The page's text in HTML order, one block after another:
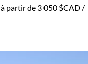
à partir de 3 050 $CAD /